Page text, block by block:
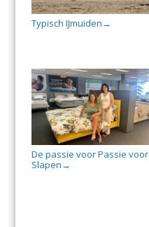
Typisch IJmuiden →
De passie voor Passie voor
Slapen →